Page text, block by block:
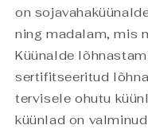
on
ning madalam, mis
Küünalde
sertifitseeritud
tervisele ohutu
küünlad on